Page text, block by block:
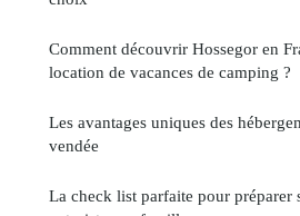
Comment découvrir Hossegor en
location de vacances de camping ?
Les avantages uniques des
vendée
La check list parfaite pour préparer